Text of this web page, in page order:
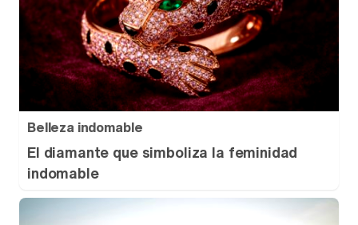
Belleza indomable
El diamante que simboliza la feminidad
indomable